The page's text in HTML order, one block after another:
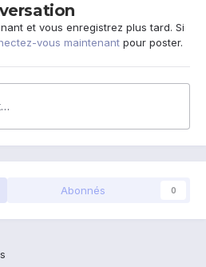
et vous enregistrez plus tard. Si
vous maintenant pour poster.
Abonnés 0